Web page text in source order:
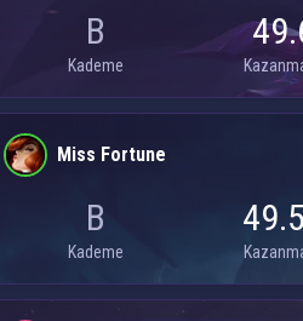
B
Kademe
Miss Fortune
B
Kademe